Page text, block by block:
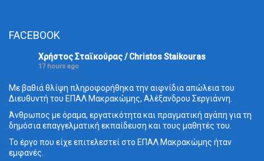
FACEBOOK
Χρήστος Σταϊκούρας / Christos Staikouras
17 hours ago
Με βαθιά θλίψη πληροφορήθηκα την αιφνίδια απώλεια του
Διευθυντή του ΕΠΑΛ Μακρακώμης, Αλέξανδρου Σεργιάννη.
Άνθρωπος με όραμα, εργατικότητα και πραγματική αγάπη για τη
δημόσια επαγγελματική εκπαίδευση και τους μαθητές του.
Το έργο που είχε επιτελεστεί στο ΕΠΑΛ Μακρακώμης ήταν
εμφανές.